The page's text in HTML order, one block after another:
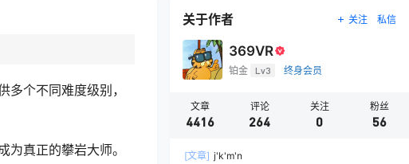
个不同难度级别，
真正的攀岩大师。
关于作者 关注 私信
369VR
铂金 Lv3 终身会员
文章
4416
评论
264
关注
0
粉丝
56
[文章] j'k'm'n